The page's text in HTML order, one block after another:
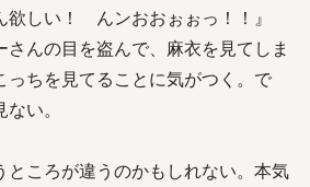
しい！ んンおおぉぉっ！！』
さんの目を盗んで、麻衣を見てしま
っちを見てることに気がつく。で
い。
ところが違うのかもしれない。本気